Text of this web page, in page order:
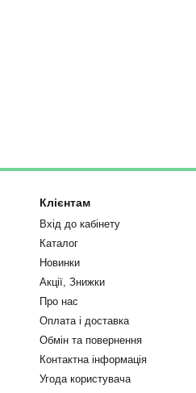
Клієнтам
Вхід до кабінету
Каталог
Новинки
Акції, Знижки
Про нас
Оплата і доставка
Обмін та повернення
Контактна інформація
Угода користувача